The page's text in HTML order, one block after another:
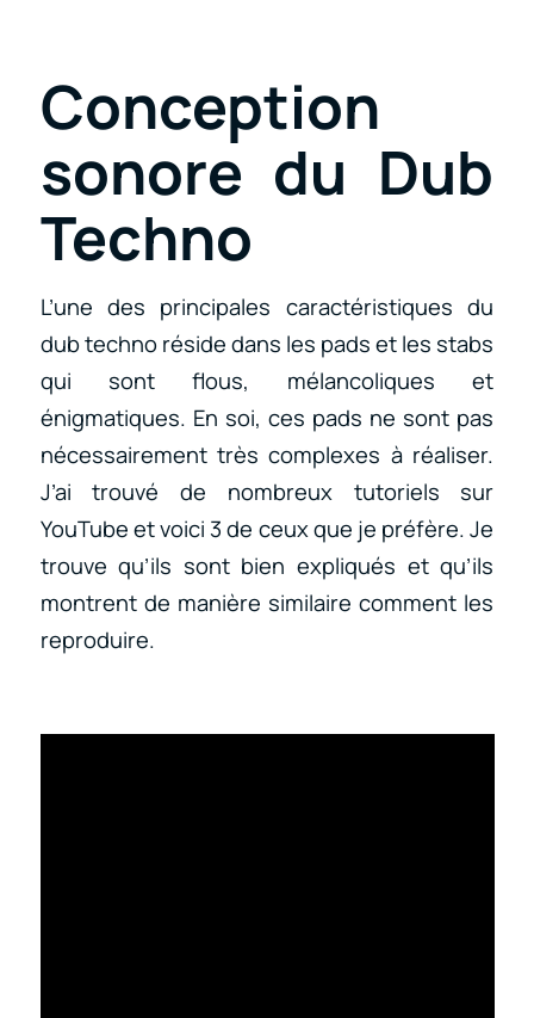
Conception
sonore du Dub
Techno
L’une des principales caractéristiques du
dub techno réside dans les pads et les stabs
qui sont flous, mélancoliques et
énigmatiques. En soi, ces pads ne sont pas
nécessairement très complexes à réaliser.
J’ai trouvé de nombreux tutoriels sur
YouTube et voici 3 de ceux que je préfère. Je
trouve qu’ils sont bien expliqués et qu’ils
montrent de manière similaire comment les
reproduire.